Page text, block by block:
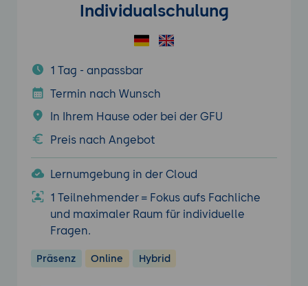
Individualschulung
1 Tag - anpassbar
Termin nach Wunsch
In Ihrem Hause oder bei der GFU
Preis nach Angebot
Lernumgebung in der Cloud
1 Teilnehmender = Fokus aufs Fachliche
und maximaler Raum für individuelle
Fragen.
Präsenz Online Hybrid